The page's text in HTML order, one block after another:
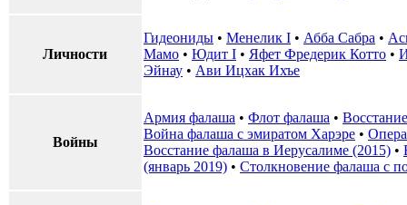
Личности
Гидеониды • Менелик I • Абба Сабра •
Мамо • Юдит I • Яфет Фредерик Котто •
Эйнау • Ави Ицхак Ихъе
Войны
Армия фалаша • Флот фалаша •
Война фалаша с эмиратом Харэре •
Восстание фалаша в Иерусалиме (2015) •
(январь 2019) • Столкновение фалаша с